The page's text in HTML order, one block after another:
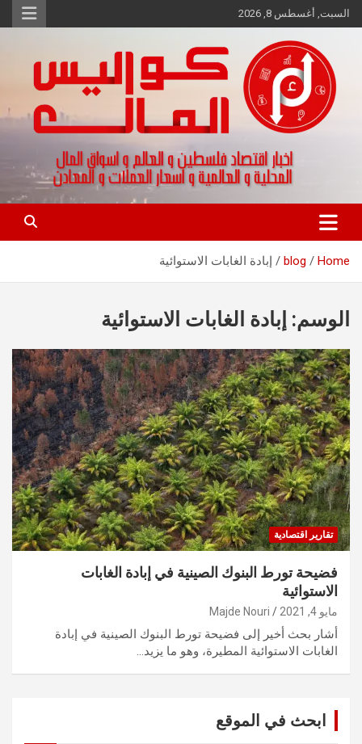
Skip
to
السبت, أغسطس 8, 2026
كواليس المال
اخبار اقتصاد فلسطين و العالم و تقارير اسواق المال و العملات
Home
blog إبادة الغابات الاستوائية
الوسم: إبادة الغابات الاستوائية
تقارير اقتصادية
فضيحة تورط البنوك الصينية في إبادة الغابات
الاستوائية
مايو 4, 2021 Majde Nouri
أشار بحث أخير إلى فضيحة تورط البنوك الصينية في إبادة
الغابات الاستوائية المطيرة، وهو ما يزيد…
ابحث في الموقع